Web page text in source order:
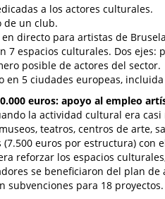
a los actores culturales.
de un club.
directo para artistas de
7 espacios culturales. Dos ejes:
posible de actores del sector.
5 ciudades europeas,
euros: apoyo al empleo
la actividad cultural era casi
teatros, centros de arte,
euros por estructura) con
reforzar los espacios
se beneficiaron del plan de
subvenciones para 18 proyectos.